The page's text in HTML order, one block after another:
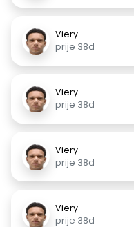
Viery
prije 38d
Viery
prije 38d
Viery
prije 38d
Viery
prije 38d